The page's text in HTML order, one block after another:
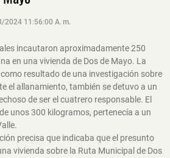
2024 11:56:00 A. M.
incautaron aproximadamente 250
en una vivienda de Dos de Mayo. La
resultado de una investigación sobre
el allanamiento, también se detuvo a un
de ser el cuatrero responsable. El
unos 300 kilogramos, pertenecía a un
precisa que indicaba que el presunto
vivienda sobre la Ruta Municipal de Dos